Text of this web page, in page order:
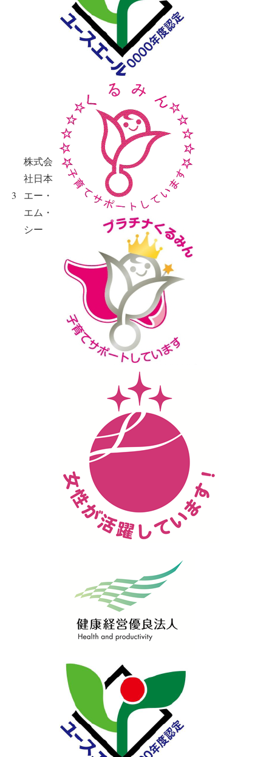
3
株式会
社日本
エー・
エム・
シー